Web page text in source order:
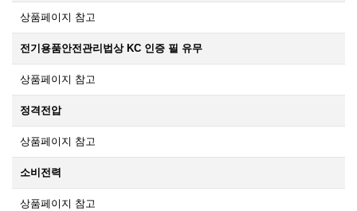
상품페이지 참고
전기용품안전관리법상 KC 인증 필 유무
상품페이지 참고
정격전압
상품페이지 참고
소비전력
상품페이지 참고